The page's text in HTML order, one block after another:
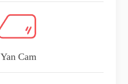
Yan Cam